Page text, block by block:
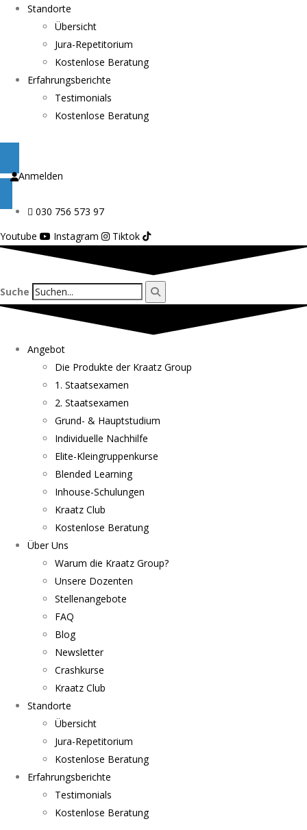
Standorte
Übersicht
Jura-Repetitorium
Kostenlose Beratung
Erfahrungsberichte
Testimonials
Kostenlose Beratung
Anmelden
030 756 573 97
Youtube
Instagram Tiktok
Suche
Angebot
Die Produkte der Kraatz Group
1. Staatsexamen
2. Staatsexamen
Grund- & Hauptstudium
Individuelle Nachhilfe
Elite-Kleingruppenkurse
Blended Learning
Inhouse-Schulungen
Kraatz Club
Kostenlose Beratung
Über Uns
Warum die Kraatz Group?
Unsere Dozenten
Stellenangebote
FAQ
Blog
Newsletter
Crashkurse
Kraatz Club
Standorte
Übersicht
Jura-Repetitorium
Kostenlose Beratung
Erfahrungsberichte
Testimonials
Kostenlose Beratung